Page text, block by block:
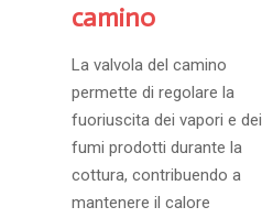
camino
La valvola del camino
permette di regolare la
fuoriuscita dei vapori e dei
fumi prodotti durante la
cottura, contribuendo a
mantenere il calore